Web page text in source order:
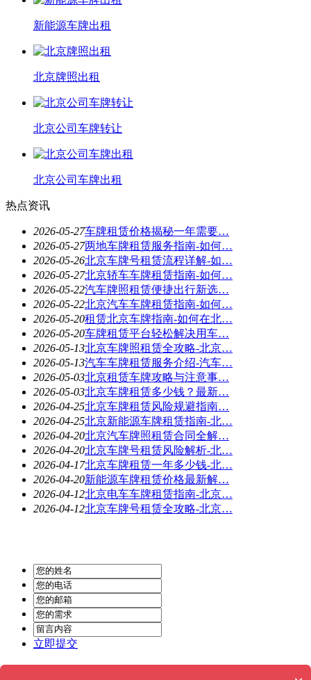
新能源车牌出租
北京牌照出租
北京公司车牌转让
北京公司车牌出租
热点资讯
2026-05-27车牌租赁价格揭秘一年需要…
2026-05-27两地车牌租赁服务指南-如何…
2026-05-26北京车牌号租赁流程详解-如…
2026-05-27北京轿车车牌租赁指南-如何…
2026-05-22汽车牌照租赁便捷出行新选…
2026-05-22北京汽车车牌租赁指南-如何…
2026-05-20租赁北京车牌指南-如何在北…
2026-05-20车牌租赁平台轻松解决用车…
2026-05-13北京车牌照租赁全攻略-北京…
2026-05-13汽车车牌租赁服务介绍-汽车…
2026-05-03北京租赁车牌攻略与注意事…
2026-05-03北京车牌租赁多少钱？最新…
2026-04-25北京车牌租赁风险规避指南…
2026-04-25北京新能源车牌租赁指南-北…
2026-04-20北京汽车牌照租赁合同全解…
2026-04-20北京车牌号租赁风险解析-北…
2026-04-17北京车牌租赁一年多少钱-北…
2026-04-20新能源车牌租赁价格最新解…
2026-04-12北京电车车牌租赁指南-北京…
2026-04-12北京车牌号租赁全攻略-北京…
立即提交
Powered byMetInfo 6.2.0© 2008-2026MetInfo Inc.